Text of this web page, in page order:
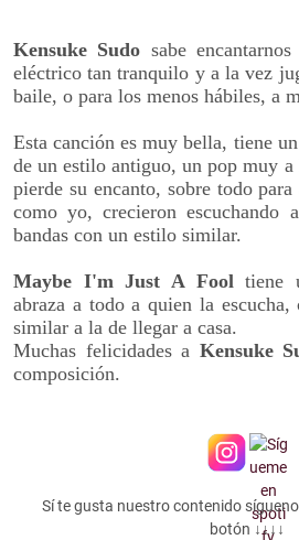
Kensuke Sudo sabe
eléctrico tan tranquilo y a la vez
baile, o para los menos hábiles, a
Esta canción es muy bella, tiene
de un estilo antiguo, un pop muy
pierde su encanto, sobre todo para
como yo, crecieron escuchando
bandas con un estilo similar.
Maybe I'm Just A Fooltiene
abraza a todo a quien la escucha,
similar a la de llegar a casa.
Muchas felicidades a Kensuke
composición.
Sí te gusta nuestro contenido
botón ↓↓↓↓